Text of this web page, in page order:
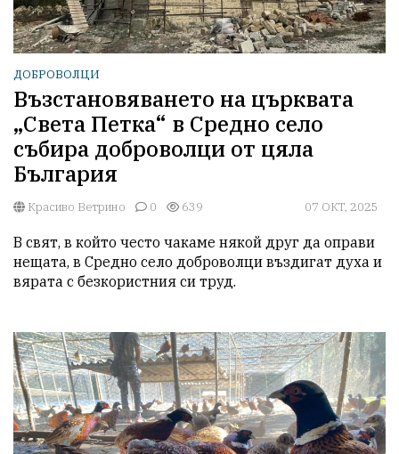
ДОБРОВОЛЦИ
Възстановяването на църквата
„Света Петка“ в Средно село
събира доброволци от цяла
България
Красиво Ветрино 0 639 07 ОКТ, 2025
В свят, в който често чакаме някой друг да оправи
нещата, в Средно село доброволци въздигат духа и